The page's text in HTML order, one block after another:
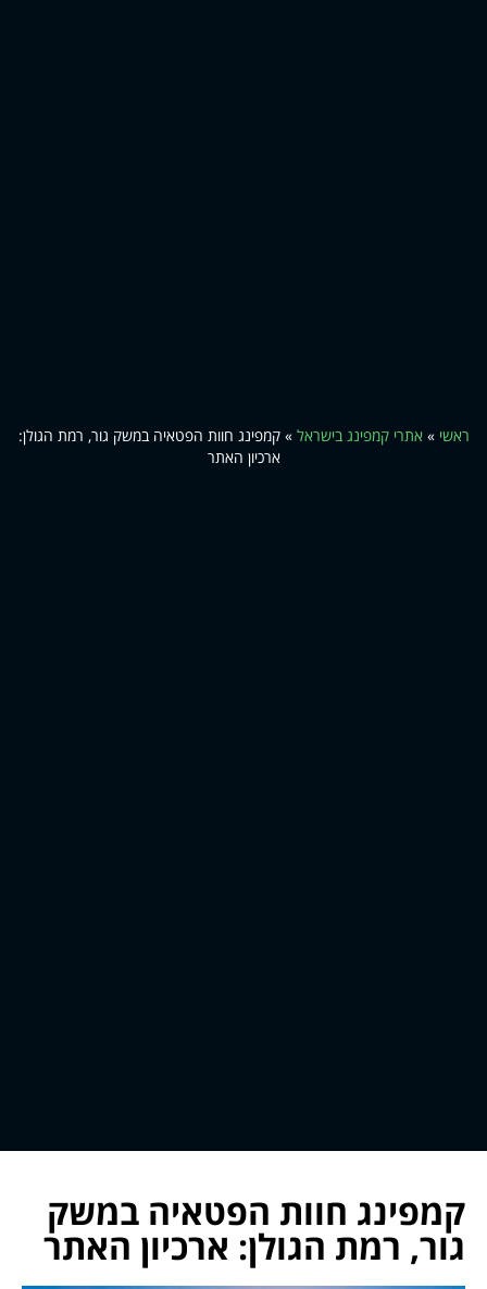
ראשי »אתרי קמפינג בישראל »קמפינג חוות הפטאיה במשק גור, רמת הגולן:
ארכיון האתר
קמפינג חוות הפטאיה במשק
גור, רמת הגולן: ארכיון האתר